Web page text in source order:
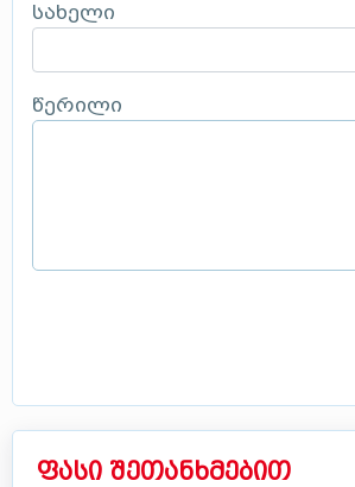
სახელი
წერილი
ფასი შეთანხმებით